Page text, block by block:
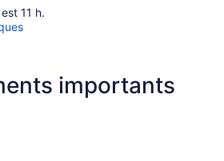
11 h.
importants